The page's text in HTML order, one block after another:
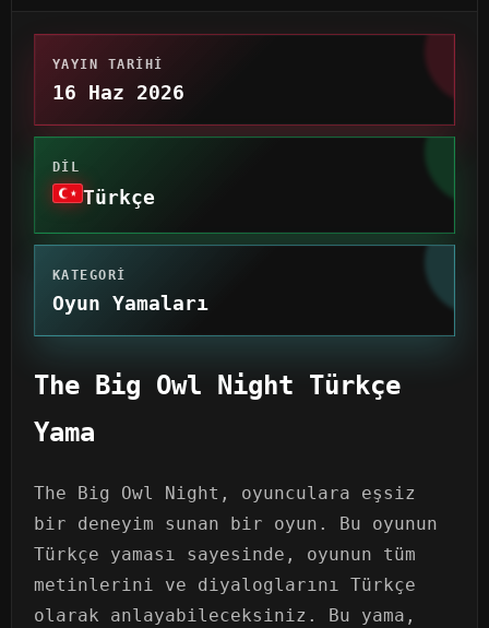
YAYIN TARIHI
16 Haz 2026
DIL
Türkçe
KATEGORI
Oyun Yamaları
The Big Owl Night Türkçe
Yama
The Big Owl Night, oyunculara eşsiz
bir deneyim sunan bir oyun. Bu oyunun
Türkçe yaması sayesinde, oyunun tüm
metinlerini ve diyaloglarını Türkçe
olarak anlayabileceksiniz. Bu yama,